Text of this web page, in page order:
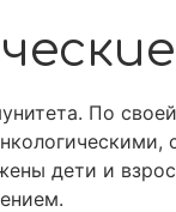
По
дети и